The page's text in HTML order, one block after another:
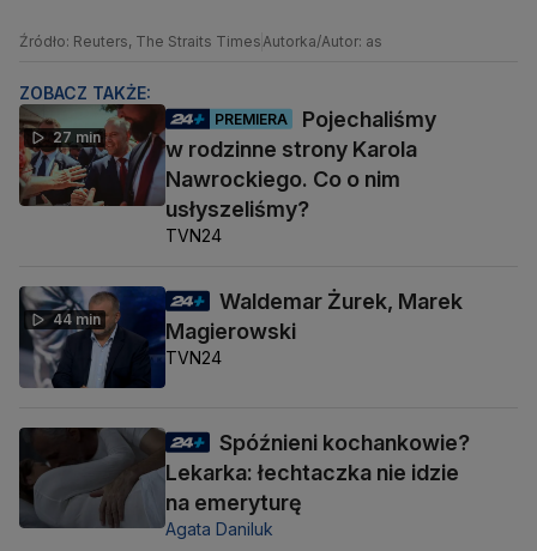
Źródło: Reuters, The Straits TimesAutorka/Autor: as
ZOBACZ TAKŻE:
27 min
PREMIERA
Pojechaliśmy
w rodzinne strony Karola
Nawrockiego. Co o nim
usłyszeliśmy?
TVN24
44 min
Waldemar Żurek, Marek
Magierowski
TVN24
Spóźnieni kochankowie?
Lekarka: łechtaczka nie idzie
na emeryturę
Agata Daniluk